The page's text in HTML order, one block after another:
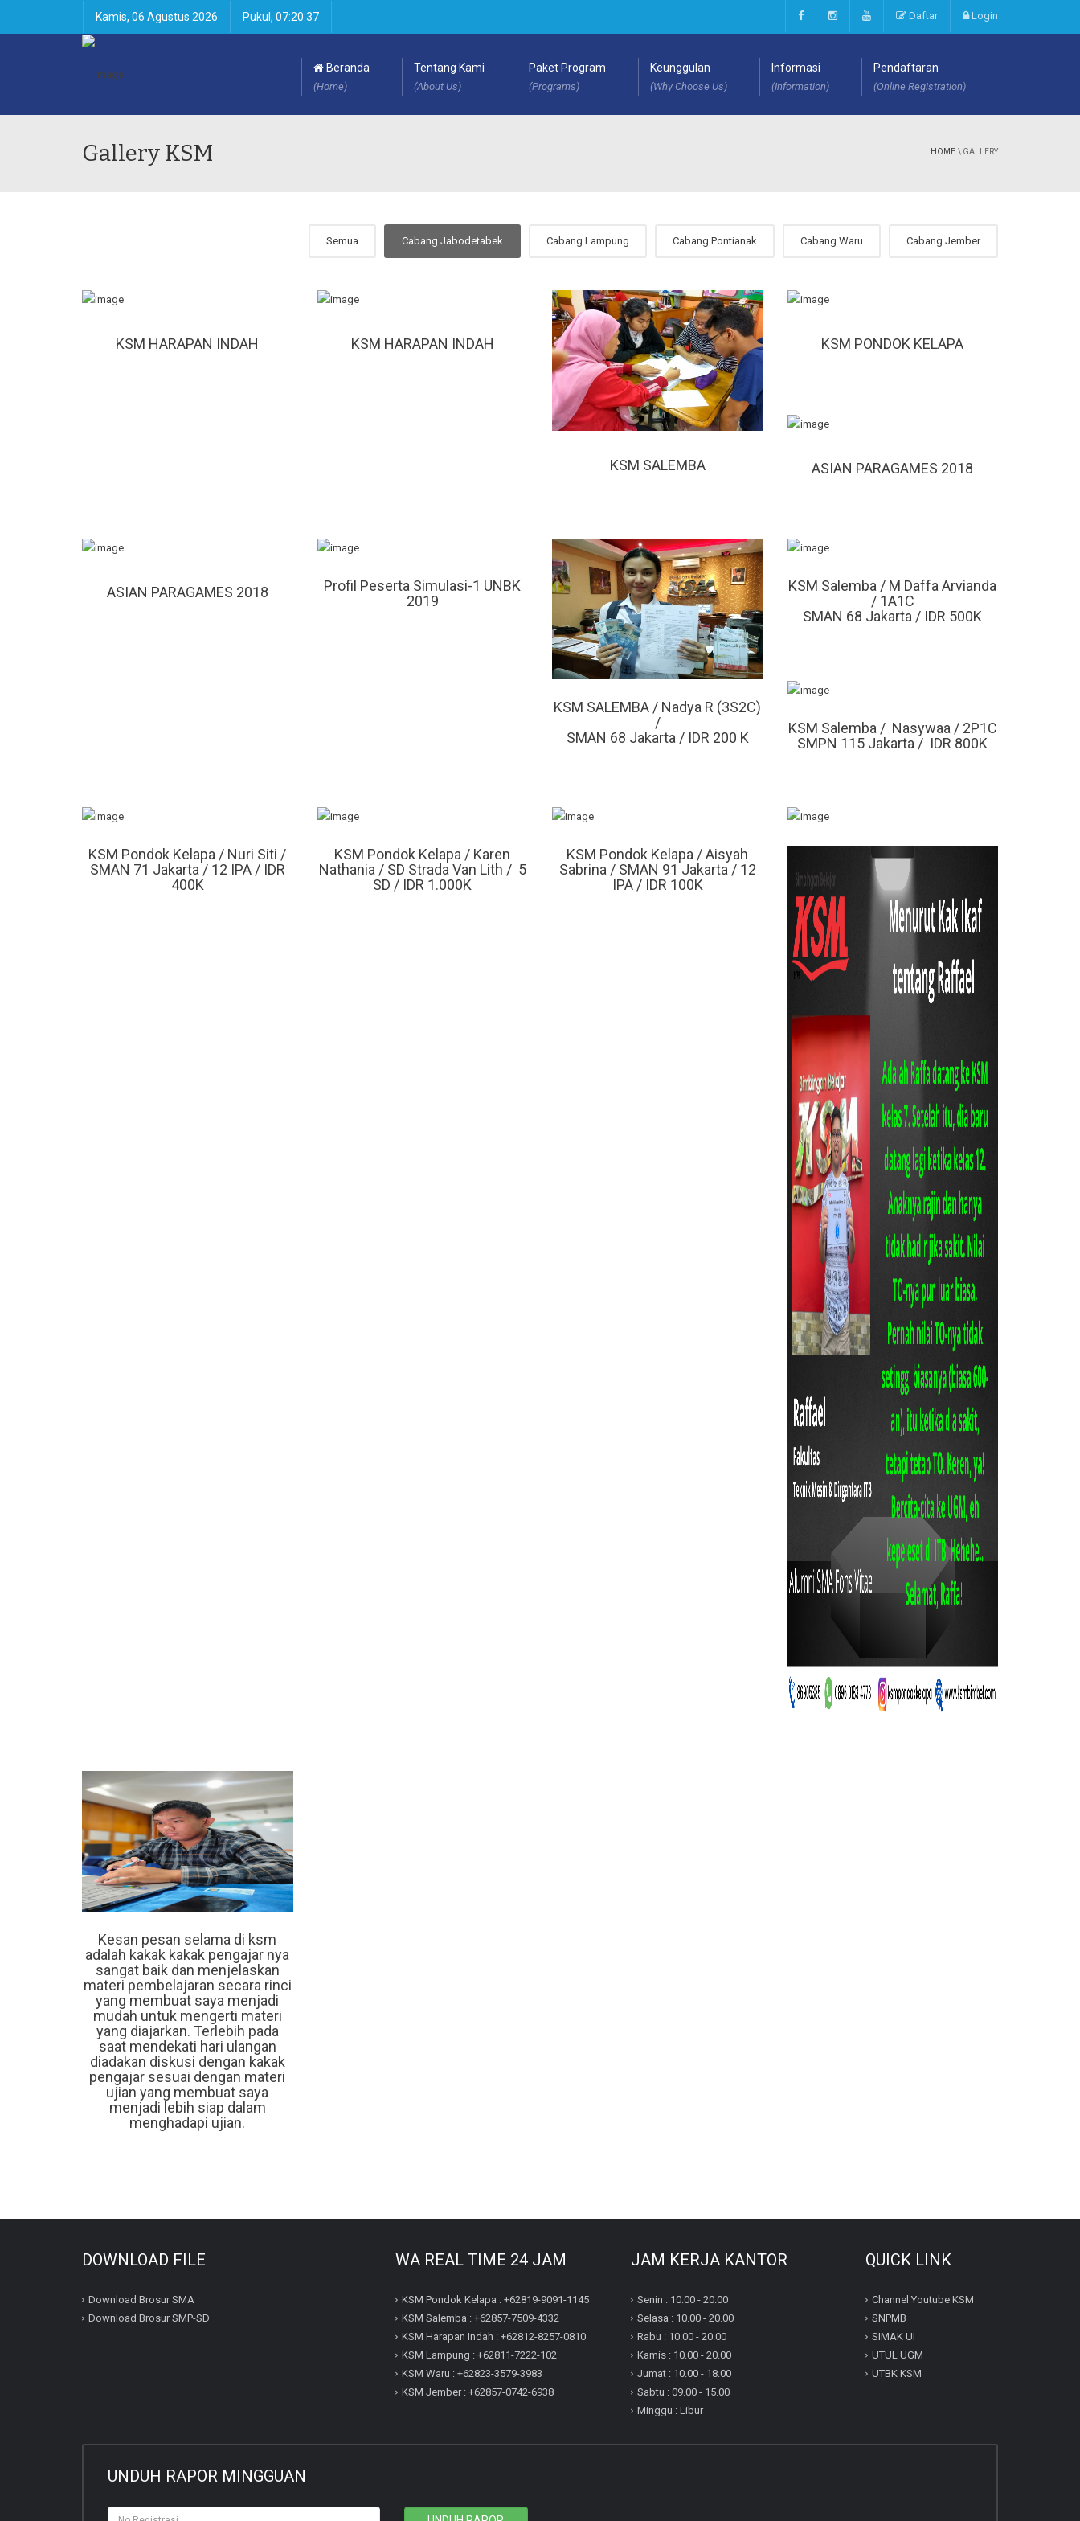
Kamis, 06 Agustus 2026 Pukul, 07:20:38 Daftar Login
Beranda
(Home)
Tentang Kami
(About Us)
Paket Program
(Programs)
Keunggulan
(Why Choose Us)
Informasi
(Information)
Pendaftaran
(Online Registration)
Gallery KSM HOME \ GALLERY
Semua Cabang Jabodetabek Cabang Lampung Cabang Pontianak Cabang Waru Cabang Jember
KSM HARAPAN INDAH KSM HARAPAN INDAH
KSM SALEMBA
KSM PONDOK KELAPA
ASIAN PARAGAMES 2018
ASIAN PARAGAMES 2018
Profil Peserta Simulasi-1 UNBK
2019
KSM SALEMBA / Nadya R (3S2C)
/
SMAN 68 Jakarta / IDR 200 K
KSM Salemba / M Daffa Arvianda
/ 1A1C
SMAN 68 Jakarta / IDR 500K
KSM Salemba / Nasywaa / 2P1C
SMPN 115 Jakarta / IDR 800K
KSM Pondok Kelapa / Nuri Siti /
SMAN 71 Jakarta / 12 IPA / IDR
400K
KSM Pondok Kelapa / Karen
Nathania / SD Strada Van Lith / 5
SD / IDR 1.000K
KSM Pondok Kelapa / Aisyah
Sabrina / SMAN 91 Jakarta / 12
IPA / IDR 100K
Kesan pesan selama di ksm
adalah kakak kakak pengajar nya
sangat baik dan menjelaskan
materi pembelajaran secara rinci
yang membuat saya menjadi
mudah untuk mengerti materi
yang diajarkan. Terlebih pada
saat mendekati hari ulangan
diadakan diskusi dengan kakak
pengajar sesuai dengan materi
ujian yang membuat saya
menjadi lebih siap dalam
menghadapi ujian.
DOWNLOAD FILE
Download Brosur SMA
Download Brosur SMP-SD
WA REAL TIME 24 JAM
KSM Pondok Kelapa : +62819-9091-1145
KSM Salemba : +62857-7509-4332
KSM Harapan Indah : +62812-8257-0810
KSM Lampung : +62811-7222-102
KSM Waru : +62823-3579-3983
KSM Jember : +62857-0742-6938
JAM KERJA KANTOR
Senin : 10.00 - 20.00
Selasa : 10.00 - 20.00
Rabu : 10.00 - 20.00
Kamis : 10.00 - 20.00
Jumat : 10.00 - 18.00
Sabtu : 09.00 - 15.00
Minggu : Libur
QUICK LINK
Channel Youtube KSM
SNPMB
SIMAK UI
UTUL UGM
UTBK KSM
UNDUH RAPOR MINGGUAN